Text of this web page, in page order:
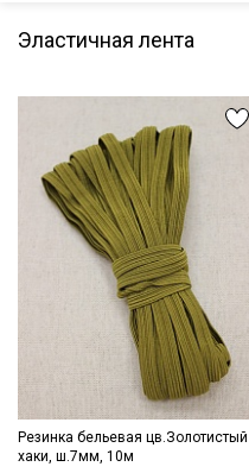
Эластичная лента
Резинка бельевая цв.Золотистый
хаки, ш.7мм, 10м